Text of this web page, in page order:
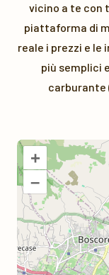
vicino a te con
piattaforma di
reale i prezzi e
più semplici
carburante
+
–